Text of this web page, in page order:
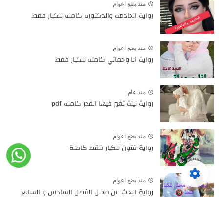
منذ بضع اعوام
رواية الخادمه والدكتورة كامله للكبار فقط
منذ بضع اعوام
رواية انا وحماتي كامله للكبار فقط
منذ عام
رواية ليلة تغير فيها القدر كامله pdf
منذ بضع اعوام
رواية فتون للكبار فقط كاملة
منذ بضع اعوام
رواية البحث عن محلل الفصل السادس و السابع